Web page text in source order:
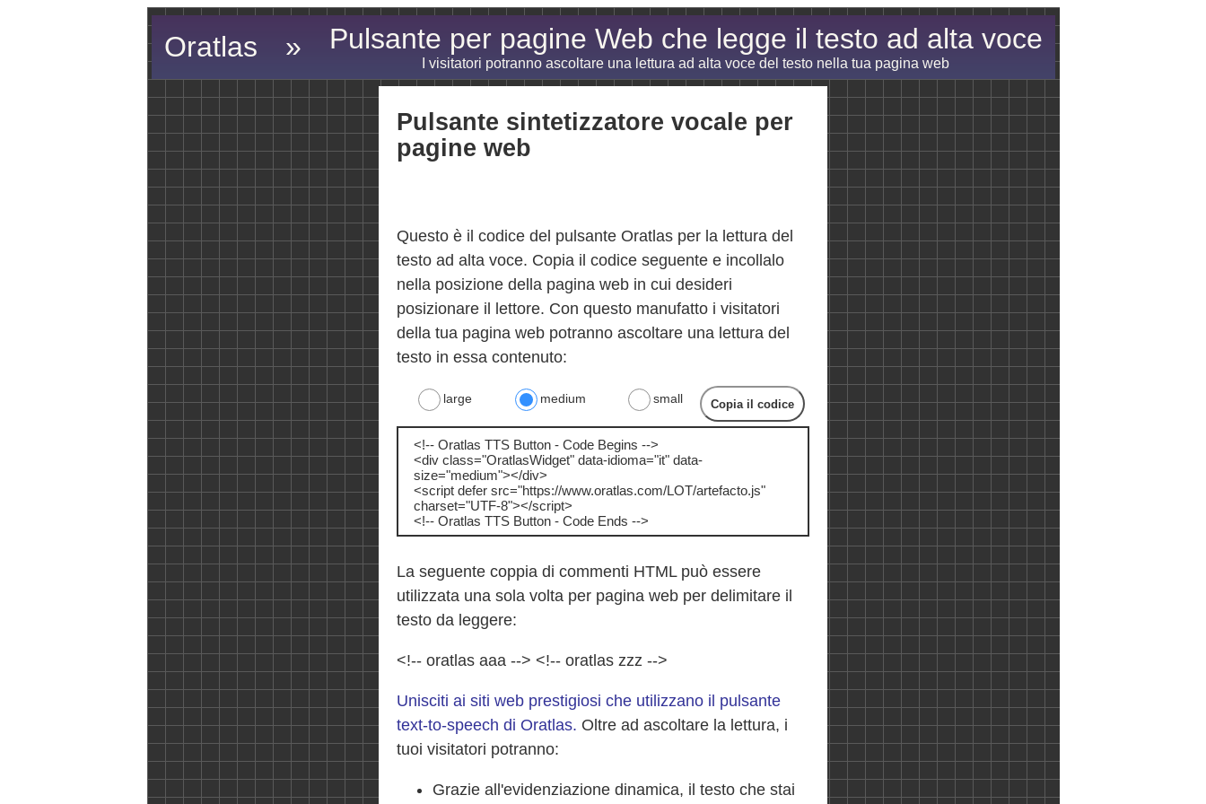
Oratlas » Pulsante per pagine Web che legge il testo ad alta voce
I visitatori potranno ascoltare una lettura ad alta voce del testo nella tua pagina web
Pulsante sintetizzatore vocale per
pagine web
Questo è il codice del pulsante Oratlas per la lettura del
testo ad alta voce. Copia il codice seguente e incollalo
nella posizione della pagina web in cui desideri
posizionare il lettore. Con questo manufatto i visitatori
della tua pagina web potranno ascoltare una lettura del
testo in essa contenuto:
Copia il codice
large medium small
La seguente coppia di commenti HTML può essere
utilizzata una sola volta per pagina web per delimitare il
testo da leggere:
<!-- oratlas aaa --> <!-- oratlas zzz -->
Unisciti ai siti web prestigiosi che utilizzano il pulsante
text-to-speech di Oratlas. Oltre ad ascoltare la lettura, i
tuoi visitatori potranno:
Grazie all'evidenziazione dinamica, il testo che stai